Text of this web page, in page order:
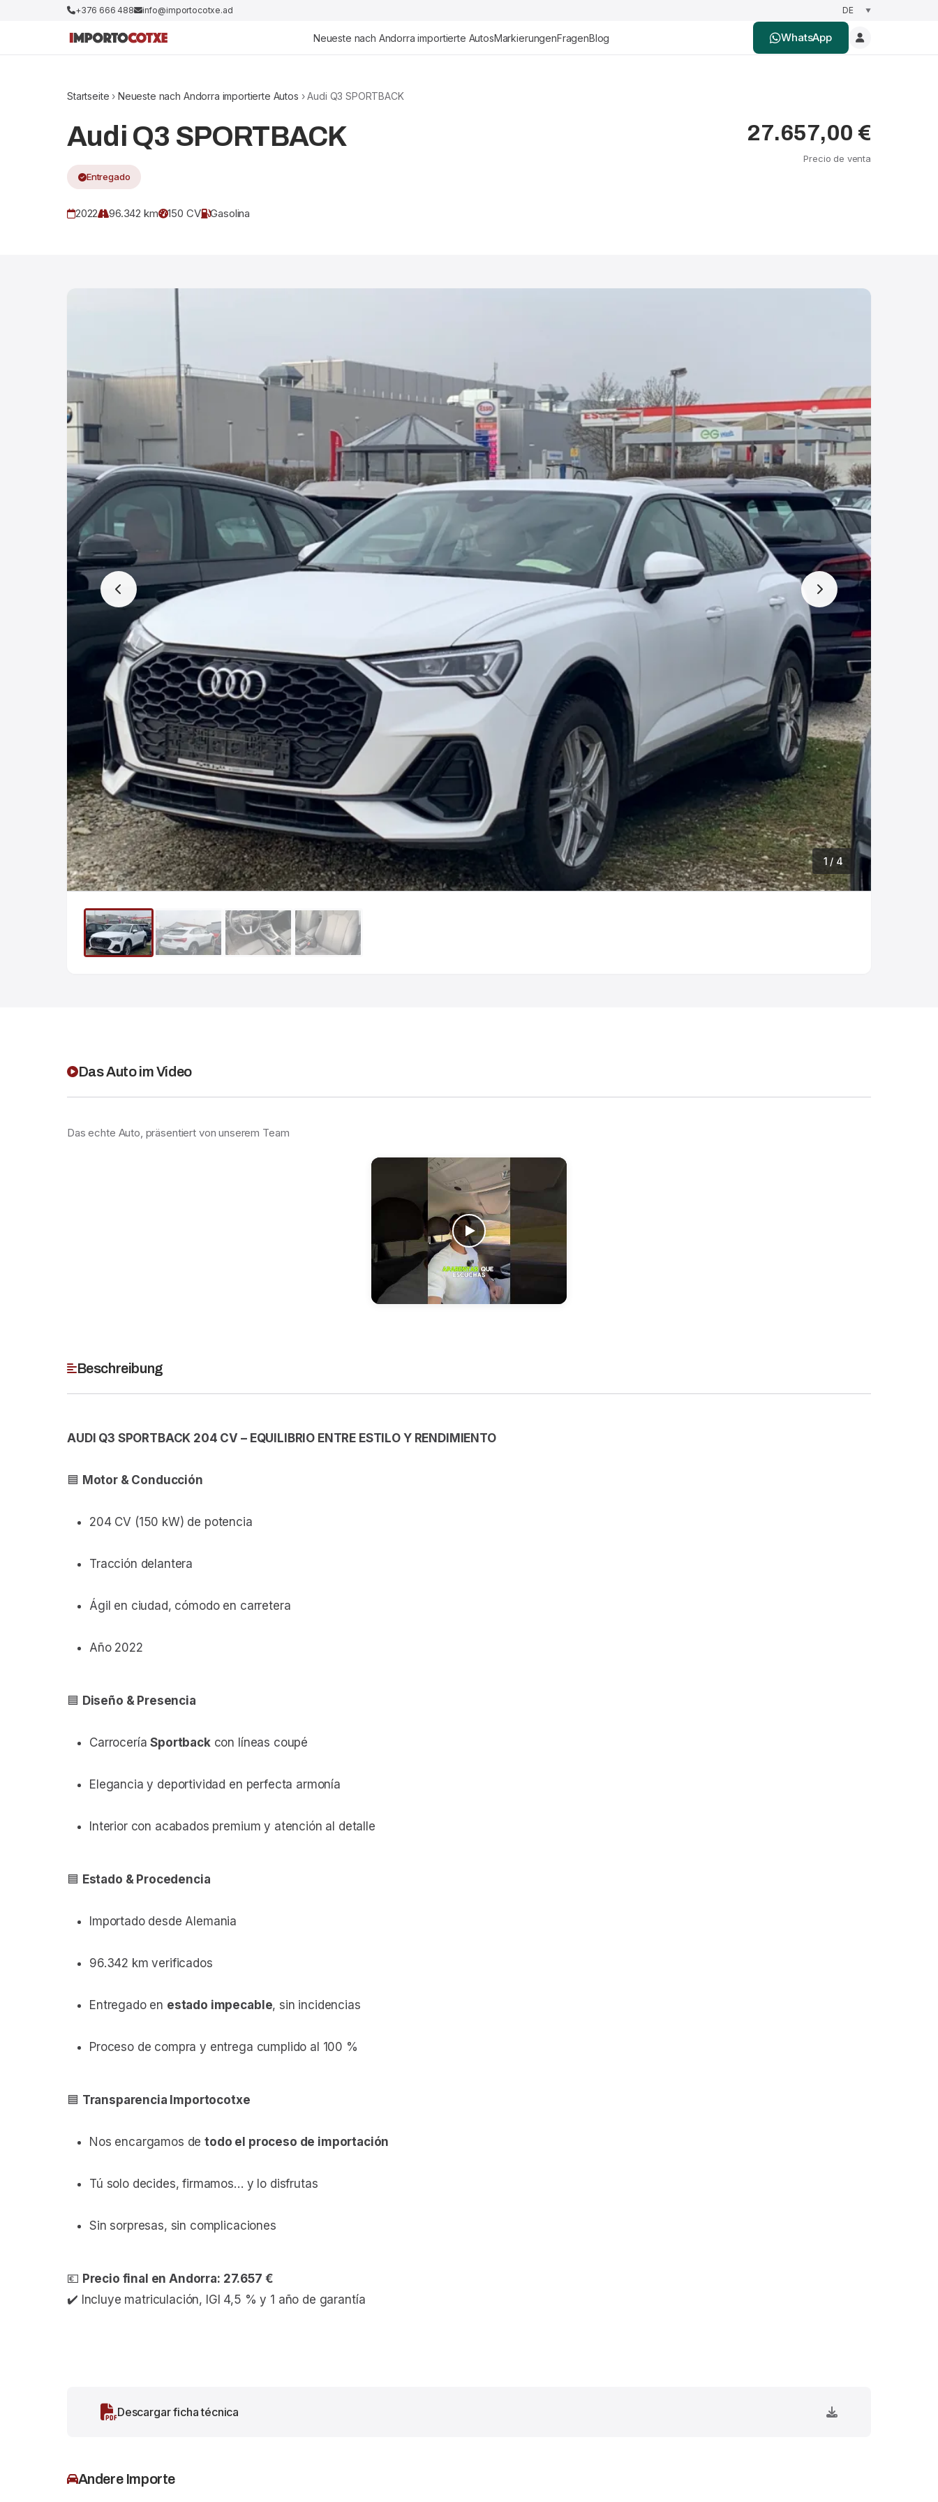
+376 666 488 info@importocotxe.ad
Neueste nach Andorra importierte AutosMarkierungenFragenBlog WhatsApp
Startseite › Neueste nach Andorra importierte Autos › Audi Q3 SPORTBACK
Audi Q3 SPORTBACK
Entregado
2022 96.342 km 150 CV Gasolina
27.657,00 €
Precio de venta
1 / 4
Das Auto im Video
Das echte Auto, präsentiert von unserem Team
Beschreibung
AUDI Q3 SPORTBACK 204 CV – EQUILIBRIO ENTRE ESTILO Y RENDIMIENTO
🟦 Motor & Conducción
204 CV (150 kW) de potencia
Tracción delantera
Ágil en ciudad, cómodo en carretera
Año 2022
🟦 Diseño & Presencia
CarroceríaSportbackcon líneas coupé
Elegancia y deportividad en perfecta armonía
Interior con acabados premium y atención al detalle
🟦 Estado & Procedencia
Importado desde Alemania
96.342 km verificados
Entregado en estado impecable, sin incidencias
Proceso de compra y entrega cumplido al 100 %
🟦 Transparencia Importocotxe
Nos encargamos detodo el proceso de importación
Tú solo decides, firmamos… y lo disfrutas
Sin sorpresas, sin complicaciones
💶 Precio final en Andorra: 27.657 €
✔️ Incluye matriculación, IGI 4,5 % y 1 año de garantía
Descargar ficha técnica
Andere Importe